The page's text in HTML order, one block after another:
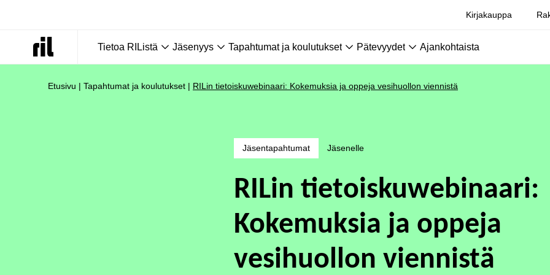
Kirjakauppa
Tietoa RIListä Jäsenyys Tapahtumat ja koulutukset Pätevyydet Ajankohtaista
Etusivu | Tapahtumat ja koulutukset | RILin tietoiskuwebinaari: Kokemuksia ja oppeja vesihuollon viennistä
Jäsentapahtumat Jäsenelle
RILin tietoiskuwebinaari:
Kokemuksia ja oppeja
vesihuollon viennistä